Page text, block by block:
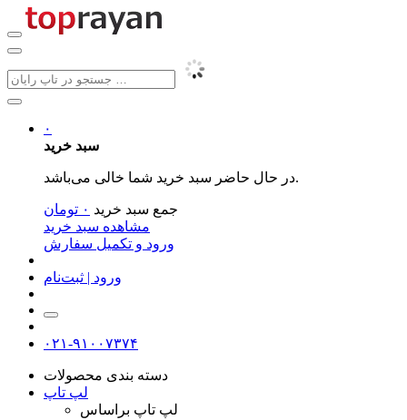
۰
سبد خرید
در حال حاضر سبد خرید شما خالی می‌باشد.
جمع سبد خرید ۰ تومان
مشاهده سبد خرید
ورود و تکمیل سفارش
ورود | ثبت‌نام
۰۲۱-۹۱۰۰۷۳۷۴
دسته بندی محصولات
لپ تاپ
لپ تاپ براساس